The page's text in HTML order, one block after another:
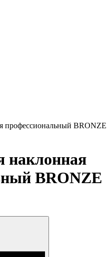
профессиональный BRONZE
наклонная
BRONZE